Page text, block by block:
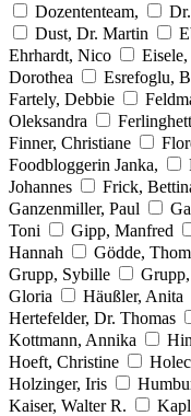
Dozententeam,
Dust, Dr. Martin
Ehrhardt, Nico
Dorothea
Esrefoglu,
Fartely, Debbie
Oleksandra
Finner, Christiane
Foodbloggerin Janka,
Johannes
Frick,
Ganzenmiller, Paul
Toni
Gipp, Manfred
Hannah
Gödde,
Grupp, Sybille
Gloria
Häußler, Anita
Hertefelder, Dr. Thomas
Kottmann, Annika
Hoeft, Christine
Holzinger, Iris
Kaiser, Walter R.